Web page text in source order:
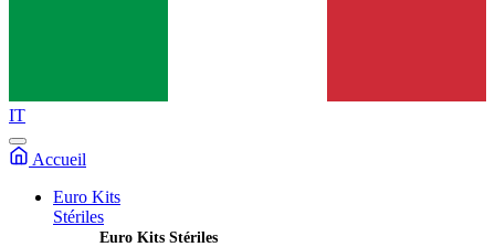
IT
Accueil
Euro Kits
Stériles
Euro Kits Stériles